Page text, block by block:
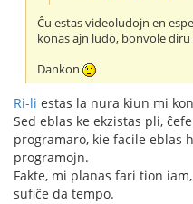
Ĉu estas videoludojn en
konas ajn ludo, bonvole
Dankon
Ri-li estas la nura kiun mi
Sed eblas ke ekzistas pli,
programaro, kie facile eblas
programojn.
Fakte, mi planas fari tion
sufiĉe da tempo.